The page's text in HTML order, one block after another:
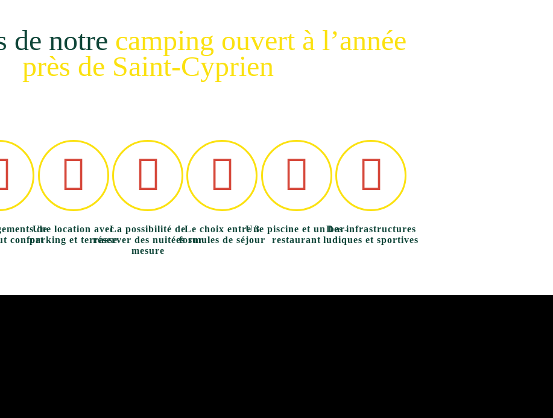
de notre camping ouvert à l’année
près de Saint-Cyprien
de
confort
Une location avec
parking et terrasse
La possibilité de
réserver des nuitées sur
mesure
Le choix entre 3
formules de séjour
Une piscine et un bar-
restaurant
Des infrastructures
ludiques et sportives